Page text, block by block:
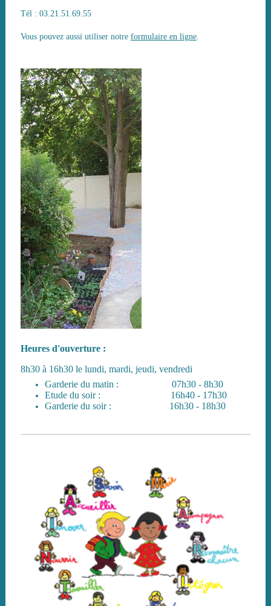
Tél : 03.21.51.69.55
Vous pouvez aussi utiliser notre formulaire en ligne.
Heures d'ouverture :
8h30 à 16h30 le lundi, mardi, jeudi, vendredi
Garderie du matin : 07h30 - 8h30
Etude du soir : 16h40 - 17h30
Garderie du soir : 16h30 - 18h30